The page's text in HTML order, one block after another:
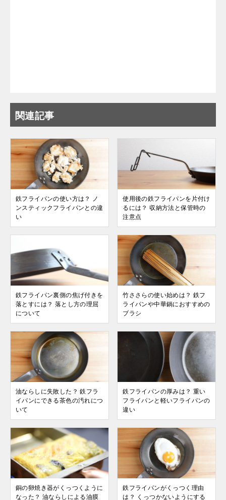
関連記事
鉄フライパンの使い方は？ ノ
ンスティックフライパンとの違
い
使用後の鉄フライパンを片付け
るには？ 収納方法と保管時の
注意点
鉄フライパン裏側の焦げ付きを
落とすには？ 落とし方の理屈
について
竹ささらの使い始めは？ 鉄フ
ライパンや中華鍋におすすめの
ブラシ
油ならしに失敗した？ 鉄フラ
イパンにできる茶色の汚れにつ
いて
鉄フライパンの厚みは？ 重い
フライパンと軽いフライパンの
違い
銅の卵焼き器がくっつくように
なった？ 油ならしによる油膜
鉄フライパンがくっつく理由
は？ くっつかないようにする